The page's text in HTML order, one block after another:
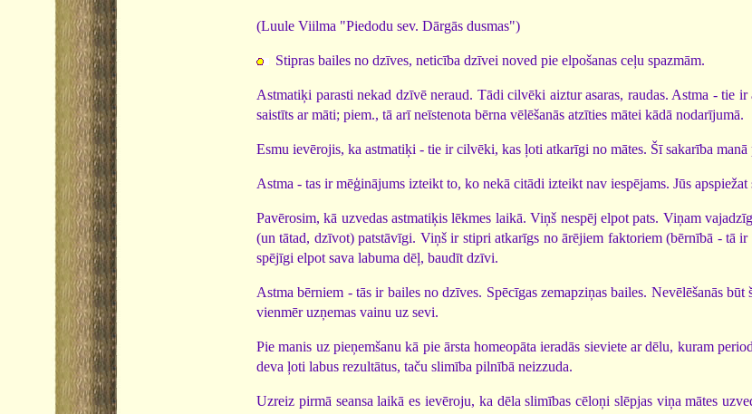
(Luule Viilma "Piedodu sev. Dārgās dusmas")
Stipras bailes no dzīves, neticība dzīvei noved pie elpošanas ceļu spazmām.
Astmatiķi parasti nekad dzīvē neraud. Tādi cilvēki aiztur asaras, raudas. Astma - tie
saistīts ar māti; piem., tā arī neīstenota bērna vēlēšanās atzīties mātei kādā nodarījumā.
Esmu ievērojis, ka astmatiķi - tie ir cilvēki, kas ļoti atkarīgi no mātes. Šī sakarība
Astma - tas ir mēģinājums izteikt to, ko nekā citādi izteikt nav iespējams. Jūs
Pavērosim, kā uzvedas astmatiķis lēkmes laikā. Viņš nespēj elpot pats. Viņam
(un tātad, dzīvot) patstāvīgi. Viņš ir stipri atkarīgs no ārējiem faktoriem (bērnībā - tā
spējīgi elpot sava labuma dēļ, baudīt dzīvi.
Astma bērniem - tās ir bailes no dzīves. Spēcīgas zemapziņas bailes. Nevēlēšanās
vienmēr uzņemas vainu uz sevi.
Pie manis uz pieņemšanu kā pie ārsta homeopāta ieradās sieviete ar dēlu, kuram
deva ļoti labus rezultātus, taču slimība pilnībā neizzuda.
Uzreiz pirmā seansa laikā es ievēroju, ka dēla slimības cēloņi slēpjas viņa mātes